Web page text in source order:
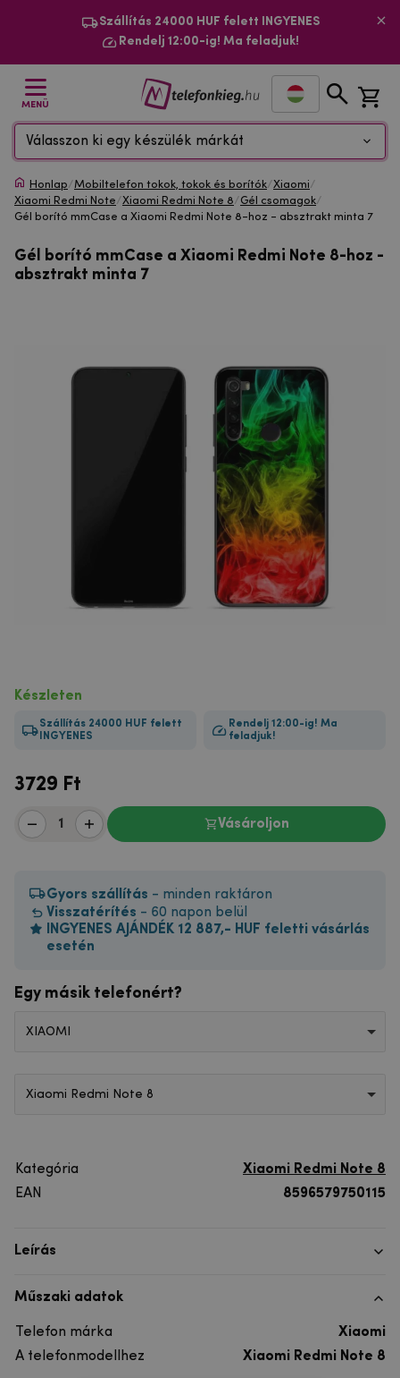
Szállítás 24000 HUF felett INGYENES
Rendelj 12:00-ig! Ma feladjuk!
MENÜ
Válasszon ki egy készülék márkát
Honlap/Mobiltelefon tokok, tokok és borítók/Xiaomi/
Xiaomi Redmi Note/Xiaomi Redmi Note 8/Gél csomagok/
Gél borító mmCase a Xiaomi Redmi Note 8-hoz - absztrakt minta 7
Gél borító mmCase a Xiaomi Redmi Note 8-hoz -
absztrakt minta 7
Készleten
Szállítás 24000 HUF felett
INGYENES
Rendelj 12:00-ig! Ma
feladjuk!
3729 Ft
Vásároljon
Gyors szállítás - minden raktáron
Visszatérítés - 60 napon belül
INGYENES AJÁNDÉK 12 887,- HUF feletti vásárlás
esetén
Egy másik telefonért?
XIAOMI
Xiaomi Redmi Note 8
Kategória
Xiaomi Redmi Note 8
EAN
8596579750115
Leírás
Műszaki adatok
Telefon márka
Xiaomi
A telefonmodellhez
Xiaomi Redmi Note 8